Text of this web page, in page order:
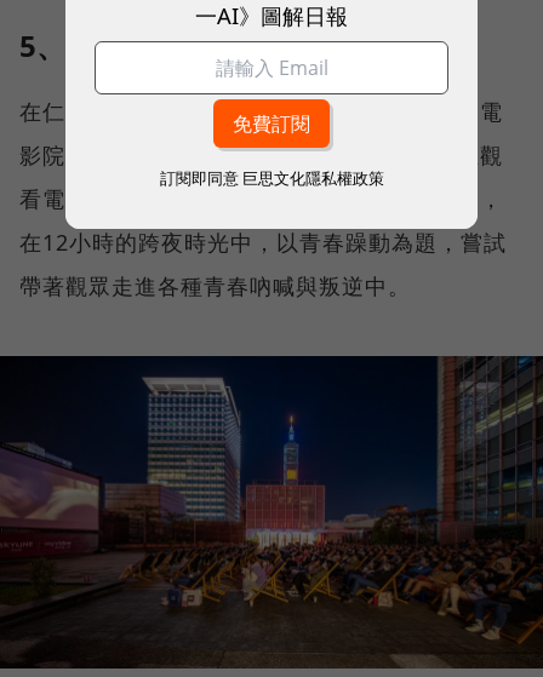
5、一夜影展
在仁愛路快車道上，打造一個專屬的「快車道電
影院」，邀請民眾一起躺在仁愛路林蔭大道上觀
看電影，並結合信義威秀影城，策劃一夜影展，
在12小時的跨夜時光中，以青春躁動為題，嘗試
帶著觀眾走進各種青春吶喊與叛逆中。
一AI》圖解日報
訂閱即同意 巨思文化隱私權政策